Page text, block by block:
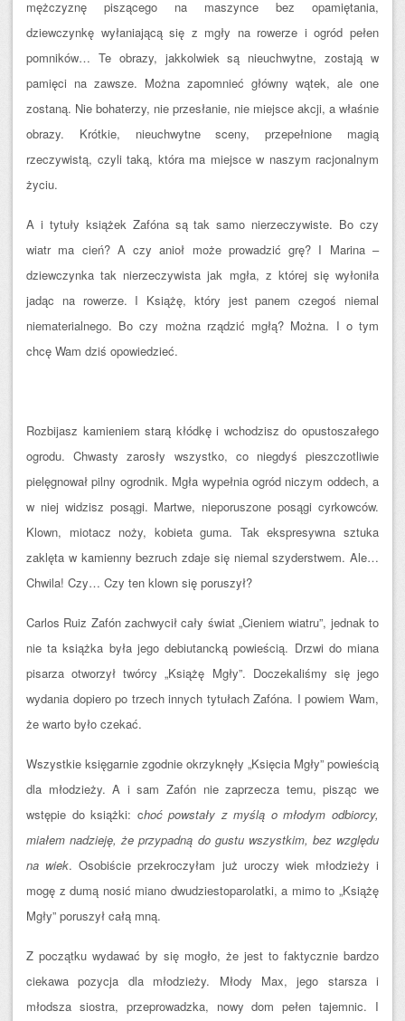
mężczyznę piszącego na maszynce bez opamiętania,
dziewczynkę wyłaniającą się z mgły na rowerze i ogród pełen
pomników… Te obrazy, jakkolwiek są nieuchwytne, zostają w
pamięci na zawsze. Można zapomnieć główny wątek, ale one
zostaną. Nie bohaterzy, nie przesłanie, nie miejsce akcji, a właśnie
obrazy. Krótkie, nieuchwytne sceny, przepełnione magią
rzeczywistą, czyli taką, która ma miejsce w naszym racjonalnym
życiu.
A i tytuły książek Zafóna są tak samo nierzeczywiste. Bo czy
wiatr ma cień? A czy anioł może prowadzić grę? I Marina –
dziewczynka tak nierzeczywista jak mgła, z której się wyłoniła
jadąc na rowerze. I Książę, który jest panem czegoś niemal
niematerialnego. Bo czy można rządzić mgłą? Można. I o tym
chcę Wam dziś opowiedzieć.
Rozbijasz kamieniem starą kłódkę i wchodzisz do opustoszałego
ogrodu. Chwasty zarosły wszystko, co niegdyś pieszczotliwie
pielęgnował pilny ogrodnik. Mgła wypełnia ogród niczym oddech, a
w niej widzisz posągi. Martwe, nieporuszone posągi cyrkowców.
Klown, miotacz noży, kobieta guma. Tak ekspresywna sztuka
zaklęta w kamienny bezruch zdaje się niemal szyderstwem. Ale…
Chwila! Czy… Czy ten klown się poruszył?
Carlos Ruiz Zafón zachwycił cały świat „Cieniem wiatru”, jednak to
nie ta książka była jego debiutancką powieścią. Drzwi do miana
pisarza otworzył twórcy „Książę Mgły”. Doczekaliśmy się jego
wydania dopiero po trzech innych tytułach Zafóna. I powiem Wam,
że warto było czekać.
Wszystkie księgarnie zgodnie okrzyknęły „Księcia Mgły” powieścią
dla młodzieży. A i sam Zafón nie zaprzecza temu, pisząc we
wstępie do książki: choć powstały z myślą o młodym odbiorcy,
miałem nadzieję, że przypadną do gustu wszystkim, bez względu
na wiek. Osobiście przekroczyłam już uroczy wiek młodzieży i
mogę z dumą nosić miano dwudziestoparolatki, a mimo to „Książę
Mgły” poruszył całą mną.
Z początku wydawać by się mogło, że jest to faktycznie bardzo
ciekawa pozycja dla młodzieży. Młody Max, jego starsza i
młodsza siostra, przeprowadzka, nowy dom pełen tajemnic. I